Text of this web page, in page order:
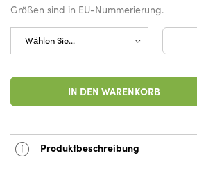
Größen sind in EU-Nummerierung.
IN DEN WARENKORB
Produktbeschreibung